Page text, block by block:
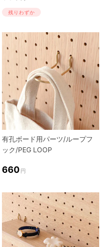
残りわずか
有孔ボード用パーツ/ループフ
ック/PEG LOOP
660 円